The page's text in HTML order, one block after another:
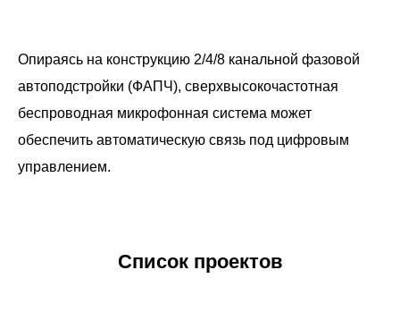
Опираясь на конструкцию 2/4/8 канальной фазовой
автоподстройки (ФАПЧ), сверхвысокочастотная
беспроводная микрофонная система может
обеспечить автоматическую связь под цифровым
управлением.
Список проектов